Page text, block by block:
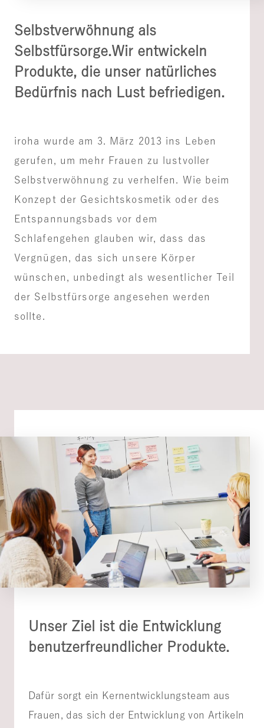
Selbstverwöhnung als
Selbstfürsorge.Wir entwickeln
Produkte, die unser natürliches
Bedürfnis nach Lust befriedigen.
iroha wurde am 3. März 2013 ins Leben
gerufen, um mehr Frauen zu lustvoller
Selbstverwöhnung zu verhelfen. Wie beim
Konzept der Gesichtskosmetik oder des
Entspannungsbads vor dem
Schlafengehen glauben wir, dass das
Vergnügen, das sich unsere Körper
wünschen, unbedingt als wesentlicher Teil
der Selbstfürsorge angesehen werden
sollte.
Unser Ziel ist die Entwicklung
benutzerfreundlicher Produkte.
Dafür sorgt ein Kernentwicklungsteam aus
Frauen, das sich der Entwicklung von Artikeln